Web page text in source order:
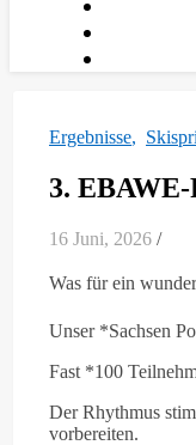
Ergebnisse,
3.
16 Juni, 2026 /
Was für ein
Unser *Sachsen
Fast *100
Der Rhythmus
vorbereiten.